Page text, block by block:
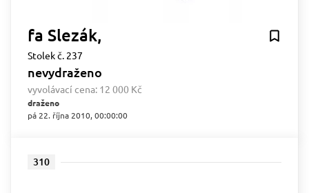
fa Slezák,
Stolek č. 237
nevydraženo
vyvolávací cena: 12 000 Kč
draženo
pá 22. října 2010, 00:00:00
310